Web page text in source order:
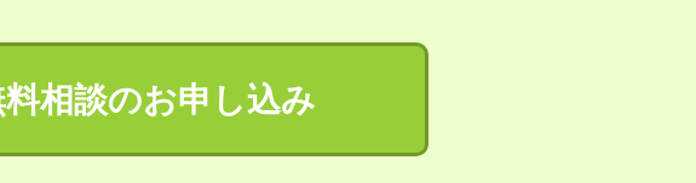
相談のお申し込み